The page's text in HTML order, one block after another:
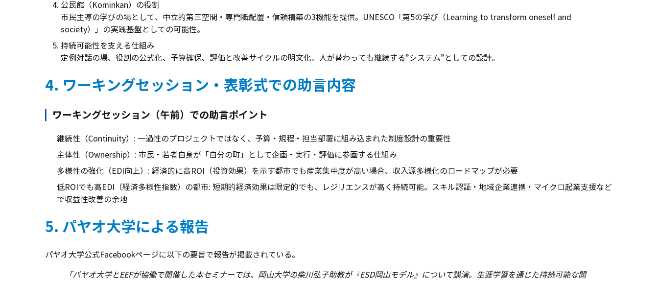
公民館（Kominkan）の役割
市民主導の学びの場として、中立的第三空間・専門職配置・信頼構築の3機能を提供。UNESCO「第5の学び（Learning to transform oneself and
society）」の実践基盤としての可能性。
持続可能性を支える仕組み
定例対話の場、役割の公式化、予算確保、評価と改善サイクルの明文化。人が替わっても継続する”システム”としての設計。
4. ワーキングセッション・表彰式での助言内容
ワーキングセッション（午前）での助言ポイント
継続性（Continuity）: 一過性のプロジェクトではなく、予算・規程・担当部署に組み込まれた制度設計の重要性
主体性（Ownership）: 市民・若者自身が「自分の町」として企画・実行・評価に参画する仕組み
多様性の強化（EDI向上）: 経済的に高ROI（投資効果）を示す都市でも産業集中度が高い場合、収入源多様化のロードマップが必要
低ROIでも高EDI（経済多様性指数）の都市: 短期的経済効果は限定的でも、レジリエンスが高く持続可能。スキル認証・地域企業連携・マイクロ起業支援など
で収益性改善の余地
5. パヤオ大学による報告
パヤオ大学公式Facebookページに以下の要旨で報告が掲載されている。
「パヤオ大学とEEFが協働で開催した本セミナーでは、岡山大学の柴川弘子助教が『ESD岡山モデル』について講演。生涯学習を通じた持続可能な開